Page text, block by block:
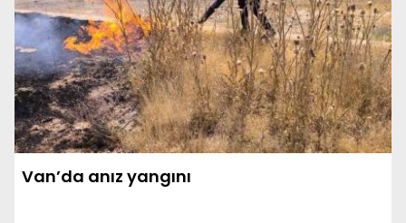
Van’da anız yangını